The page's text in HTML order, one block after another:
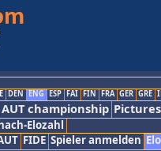
DEN ENG ESP FAI FIN FRA GER GRE
AUT championship Pictures
Elozahl
FIDE Spieler anmelden